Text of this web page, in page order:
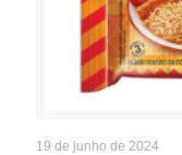
19 de junho de 2024